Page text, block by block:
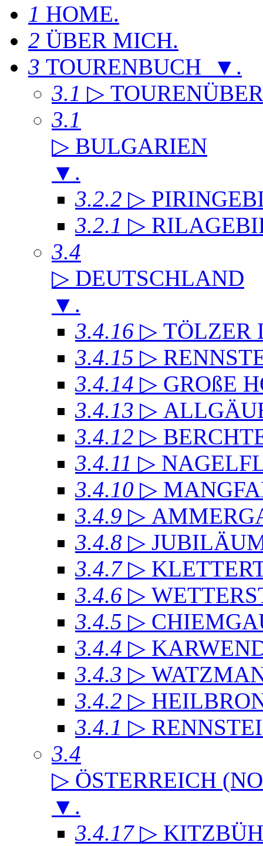
1 HOME.
2 ÜBER MICH.
3 TOURENBUCH ▼ .
3.1 ▷
3.1
▷ BULGARIEN
▼ .
3.2.2 ▷
3.2.1 ▷
3.4
▷ DEUTSCHLAND
▼ .
3.4.16 ▷ TÖLZER
3.4.15 ▷
3.4.14 ▷ GROßE
3.4.13 ▷
3.4.12 ▷
3.4.11 ▷
3.4.10 ▷
3.4.9 ▷
3.4.8 ▷
3.4.7 ▷
3.4.6 ▷
3.4.5 ▷
3.4.4 ▷
3.4.3 ▷
3.4.2 ▷
3.4.1 ▷
3.4
▷ ÖSTERREICH
▼ .
3.4.17 ▷